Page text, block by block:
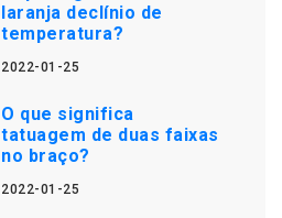
laranja declínio de
temperatura?
2022-01-25
O que significa
tatuagem de duas faixas
no braço?
2022-01-25